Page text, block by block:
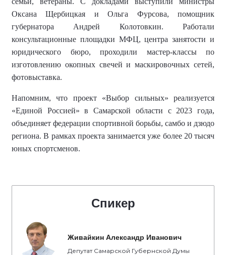
Оксана Щербицкая и Ольга Фурсова, помощник
губернатора Андрей Колотовкин. Работали
консультационные площадки МФЦ, центра занятости и
юридического бюро, проходили мастер-классы по
изготовлению окопных свечей и маскировочных сетей,
фотовыставка.
Напомним, что проект «Выбор сильных» реализуется
«Единой Россией» в Самарской области с 2023 года,
объединяет федерации спортивной борьбы, самбо и дзюдо
региона. В рамках проекта занимается уже более 20 тысяч
юных спортсменов.
Спикер
Живайкин Александр Иванович
Депутат Самарской Губернской Думы